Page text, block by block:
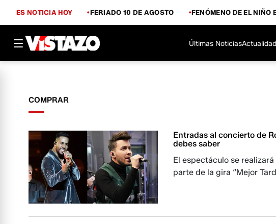
ES NOTICIA HOY FERIADO 10 DE AGOSTO FENÓMENO DE EL NIÑO
Últimas NoticiasActualidad
COMPRAR
Entradas al concierto de
debes saber
El espectáculo se
parte de la gira “Mejor